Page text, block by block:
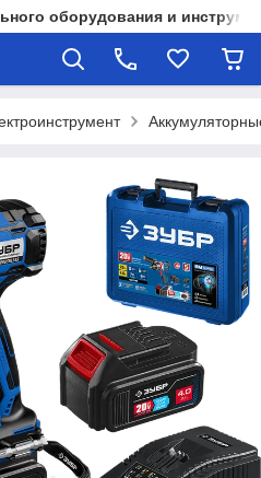
оборудования и